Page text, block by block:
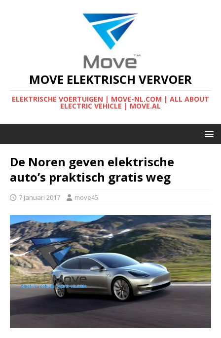
MOVE ELEKTRISCH VERVOER
ELEKTRISCHE VOERTUIGEN | MOVE-NL.COM | ALL ABOUT
ELECTRIC VEHICLE | MOVE.AL
De Noren geven elektrische
auto’s praktisch gratis weg
7 januari 2017 move45